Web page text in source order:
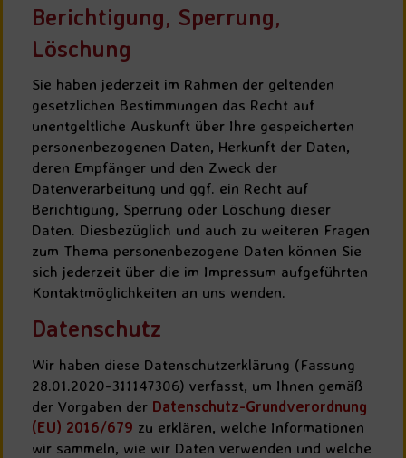
Berichtigung, Sperrung,
Löschung
Sie haben jederzeit im Rahmen der geltenden
gesetzlichen Bestimmungen das Recht auf
unentgeltliche Auskunft über Ihre gespeicherten
personenbezogenen Daten, Herkunft der Daten,
deren Empfänger und den Zweck der
Datenverarbeitung und ggf. ein Recht auf
Berichtigung, Sperrung oder Löschung dieser
Daten. Diesbezüglich und auch zu weiteren Fragen
zum Thema personenbezogene Daten können Sie
sich jederzeit über die im Impressum aufgeführten
Kontaktmöglichkeiten an uns wenden.
Datenschutz
Wir haben diese Datenschutzerklärung (Fassung
28.01.2020-311147306) verfasst, um Ihnen gemäß
der Vorgaben der Datenschutz-Grundverordnung
(EU) 2016/679 zu erklären, welche Informationen
wir sammeln, wie wir Daten verwenden und welche